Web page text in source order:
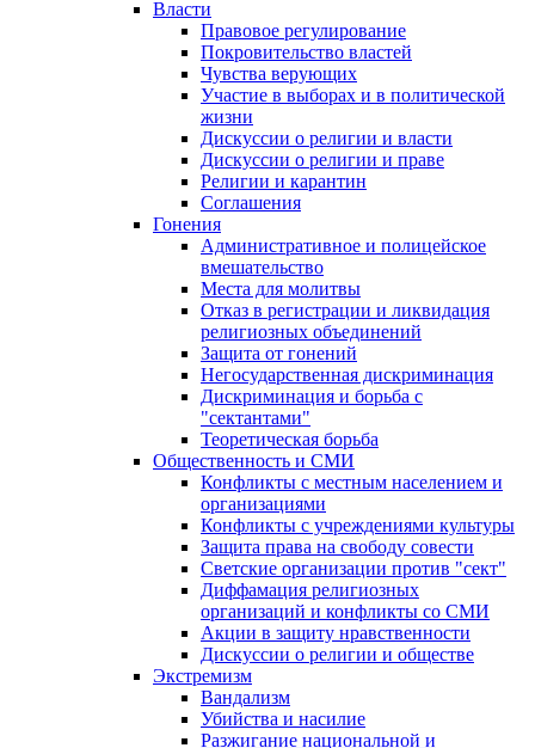
Власти
Правовое регулирование
Покровительство властей
Чувства верующих
Участие в выборах и в политической
жизни
Дискуссии о религии и власти
Дискуссии о религии и праве
Религии и карантин
Соглашения
Гонения
Административное и полицейское
вмешательство
Места для молитвы
Отказ в регистрации и ликвидация
религиозных объединений
Защита от гонений
Негосударственная дискриминация
Дискриминация и борьба с
"сектантами"
Теоретическая борьба
Общественность и СМИ
Конфликты с местным населением и
организациями
Конфликты с учреждениями культуры
Защита права на свободу совести
Светские организации против "сект"
Диффамация религиозных
организаций и конфликты со СМИ
Акции в защиту нравственности
Дискуссии о религии и обществе
Экстремизм
Вандализм
Убийства и насилие
Разжигание национальной и